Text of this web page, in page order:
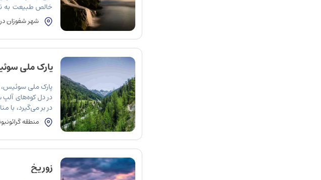
خالص طبیعت به
طبیعی است که
شهر شفوزان
پارک ملی
پارک ملی سوئیس،
در بر می‌گیرد، با
رمز و راز و
منطقه
زوریخ